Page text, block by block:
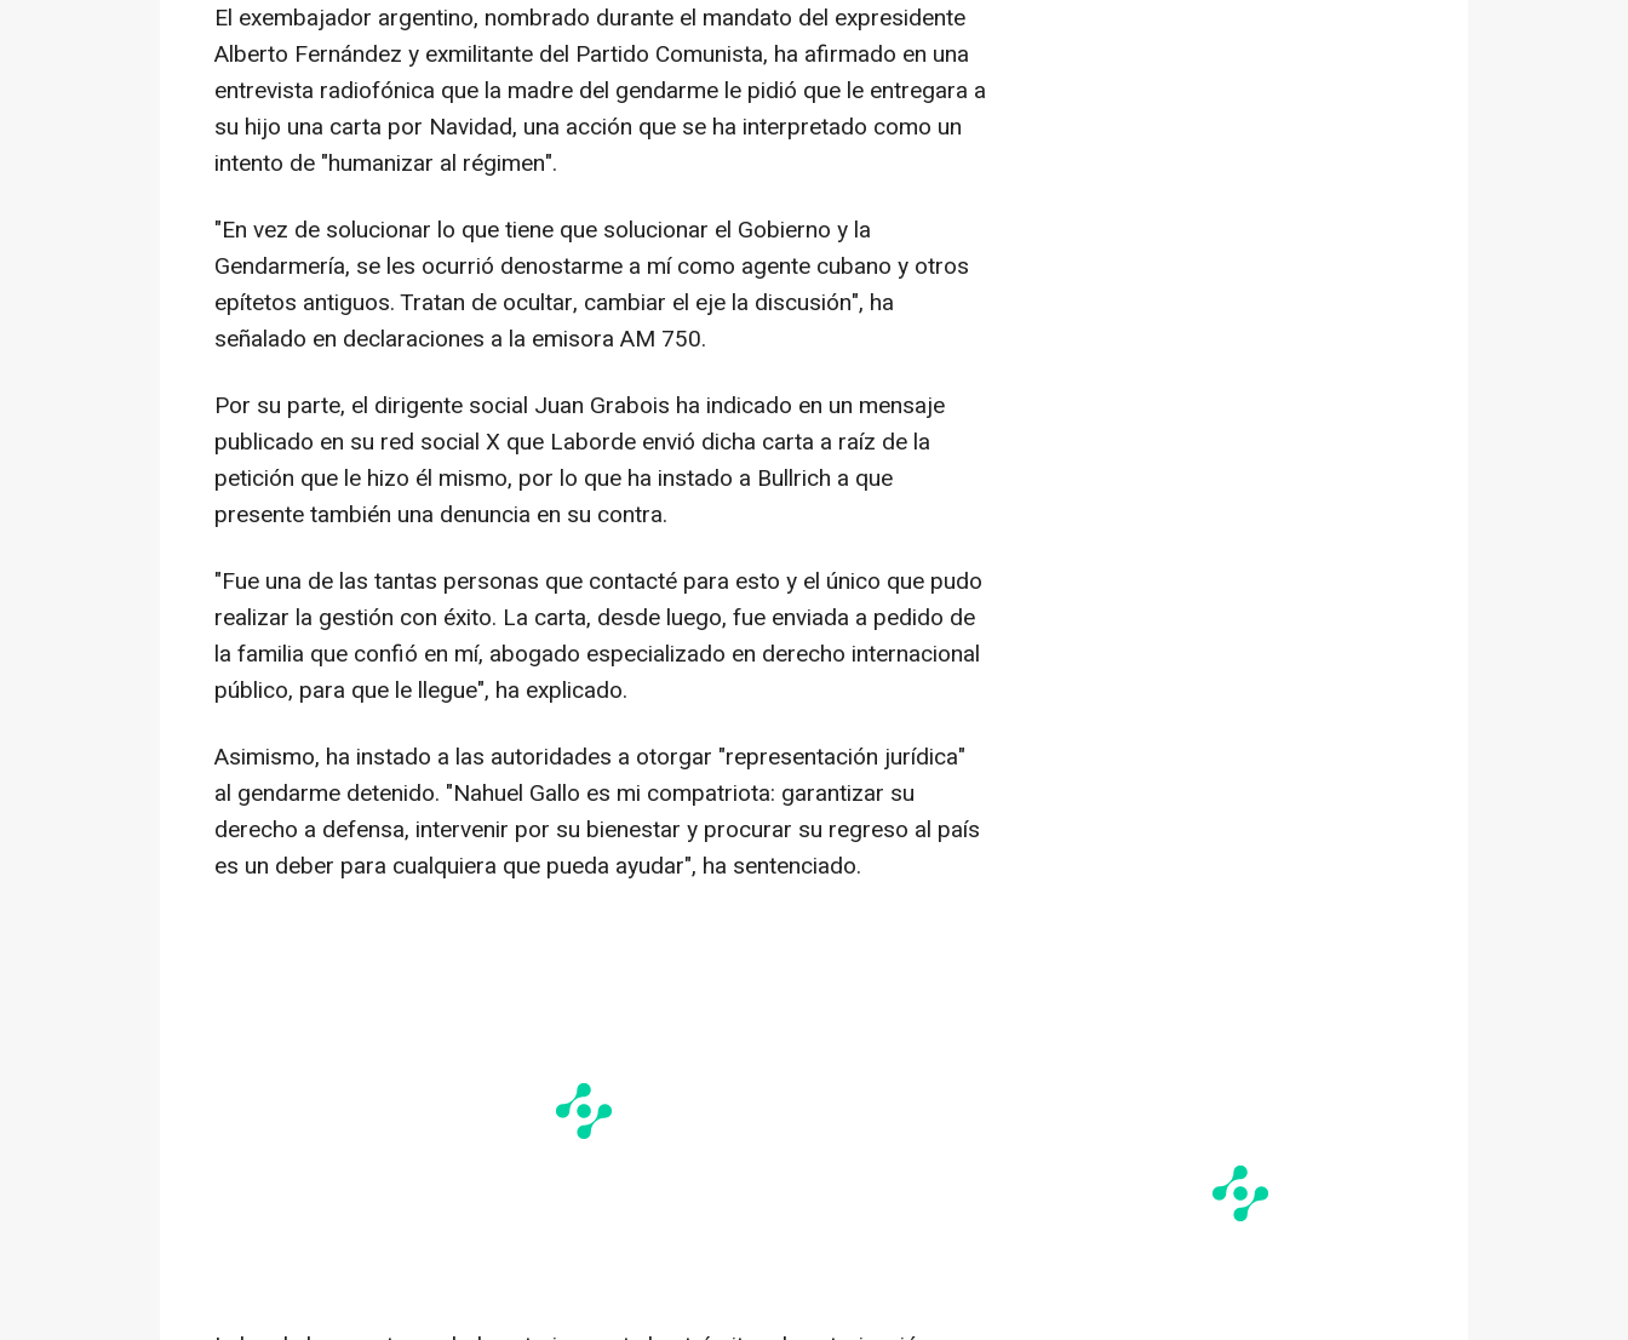
El exembajador argentino, nombrado durante el mandato del expresidente
Alberto Fernández y exmilitante del Partido Comunista, ha afirmado en una
entrevista radiofónica que la madre del gendarme le pidió que le entregara a
su hijo una carta por Navidad, una acción que se ha interpretado como un
intento de "humanizar al régimen".
"En vez de solucionar lo que tiene que solucionar el Gobierno y la
Gendarmería, se les ocurrió denostarme a mí como agente cubano y otros
epítetos antiguos. Tratan de ocultar, cambiar el eje la discusión", ha
señalado en declaraciones a la emisora AM 750.
Por su parte, el dirigente social Juan Grabois ha indicado en un mensaje
publicado en su red social X que Laborde envió dicha carta a raíz de la
petición que le hizo él mismo, por lo que ha instado a Bullrich a que
presente también una denuncia en su contra.
"Fue una de las tantas personas que contacté para esto y el único que pudo
realizar la gestión con éxito. La carta, desde luego, fue enviada a pedido de
la familia que confió en mí, abogado especializado en derecho internacional
público, para que le llegue", ha explicado.
Asimismo, ha instado a las autoridades a otorgar "representación jurídica"
al gendarme detenido. "Nahuel Gallo es mi compatriota: garantizar su
derecho a defensa, intervenir por su bienestar y procurar su regreso al país
es un deber para cualquiera que pueda ayudar", ha sentenciado.